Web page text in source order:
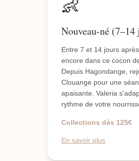
👶
Nouveau-né (7–14
Entre 7 et 14 jours
encore dans ce cocon
Depuis Hagondange,
Clouange pour une
apaisante. Valeria
rythme de votre
Collections dès 125€
En savoir plus